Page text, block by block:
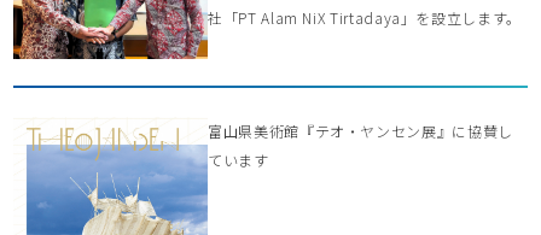
社「PT Alam NiX Tirtadaya」を設立します。
富山県美術館『テオ・ヤンセン展』に協賛し
ています